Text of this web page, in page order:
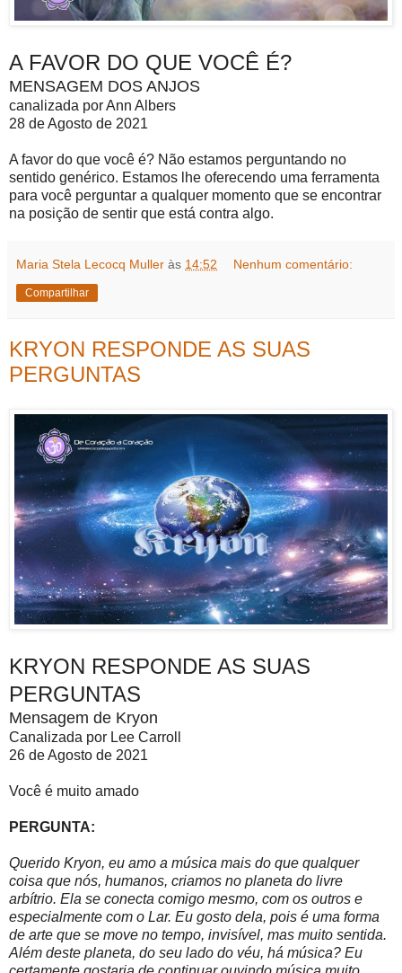
A FAVOR DO QUE VOCÊ É?
MENSAGEM DOS ANJOS
canalizada por Ann Albers
28 de Agosto de 2021
A favor do que você é? Não estamos perguntando no
sentido genérico. Estamos lhe oferecendo uma ferramenta
para você perguntar a qualquer momento que se encontrar
na posição de sentir que está contra algo.
Maria Stela Lecocq Muller às 14:52 Nenhum comentário:
Compartilhar
KRYON RESPONDE AS SUAS
PERGUNTAS
KRYON RESPONDE AS SUAS
PERGUNTAS
Mensagem de Kryon
Canalizada por Lee Carroll
26 de Agosto de 2021
Você é muito amado
PERGUNTA:
Querido Kryon, eu amo a música mais do que qualquer
coisa que nós, humanos, criamos no planeta do livre
arbítrio. Ela se conecta comigo mesmo, com os outros e
especialmente com o Lar. Eu gosto dela, pois é uma forma
de arte que se move no tempo, invisível, mas muito sentida.
Além deste planeta, do seu lado do véu, há música? Eu